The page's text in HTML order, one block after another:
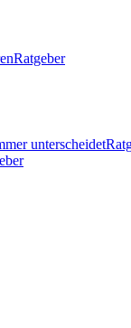
Ratgeber
unterscheidet